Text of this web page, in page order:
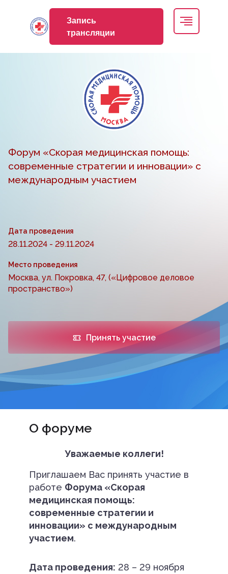
Запись
трансляции
Форум «Скорая медицинская помощь:
современные стратегии и инновации» с
международным участием
Дата проведения
28.11.2024 - 29.11.2024
Место проведения
Москва, ул. Покровка, 47, («Цифровое деловое
пространство»)
Принять участие
О форуме
Уважаемые коллеги!
Приглашаем Вас принять участие в
работе Форума «Скорая
медицинская помощь:
современные стратегии и
инновации» с международным
участием.
Дата проведения: 28 – 29 ноября